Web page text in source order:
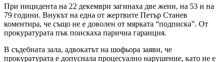
При инцидента на 22 декември загинаха две жени, на 53 и на
79 години. Внукът на една от жертвите Петър Станев
коментира, че също не е доволен от мярката “подписка”. От
прокуратурата пък поискаха парична гаранция.
В съдебната зала, адвокатът на шофьора заяви, че
прокуратурата е допуснала процесуално нарушение, като не е